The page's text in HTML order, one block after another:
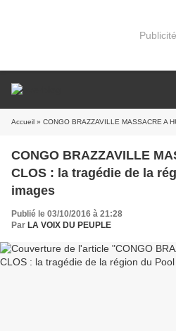
Publicité
Accueil » CONGO BRAZZAVILLE MASSACRE A HUIS
CONGO BRAZZAVILLE
CLOS : la tragédie de la
images
Publié le 03/10/2016 à 21:28
Par LA VOIX DU PEUPLE